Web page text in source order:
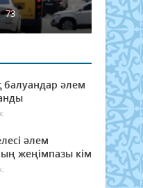
73
балуандар әлем
әлем
жеңімпазы кім